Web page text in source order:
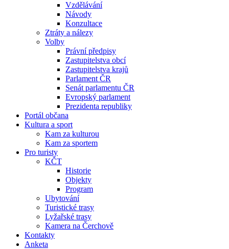
Vzdělávání
Návody
Konzultace
Ztráty a nálezy
Volby
Právní předpisy
Zastupitelstva obcí
Zastupitelstva krajů
Parlament ČR
Senát parlamentu ČR
Evropský parlament
Prezidenta republiky
Portál občana
Kultura a sport
Kam za kulturou
Kam za sportem
Pro turisty
KČT
Historie
Objekty
Program
Ubytování
Turistické trasy
Lyžařské trasy
Kamera na Čerchově
Kontakty
Anketa